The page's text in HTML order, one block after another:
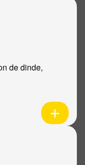
de dinde,